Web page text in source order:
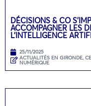
DÉCISIONS & CO
ACCOMPAGNER LES
L’INTELLIGENCE
25/11/2025
ACTUALITÉS EN GIRONDE,
NUMÉRIQUE